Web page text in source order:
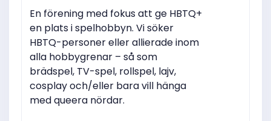
En förening med fokus att ge HBTQ+
en plats i spelhobbyn. Vi söker
HBTQ-personer eller allierade inom
alla hobbygrenar – så som
brädspel, TV-spel, rollspel, lajv,
cosplay och/eller bara vill hänga
med queera nördar.